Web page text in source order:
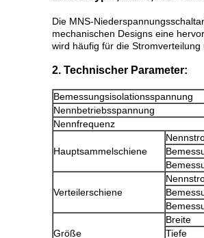
Die MNS-
mechanischen Designs eine
wird häufig für die
2. Technischer Parameter:
Bemessungsisolationsspannung
Nennbetriebsspannung
Nennfrequenz
Hauptsammelschiene
Verteilerschiene
Größe
Breite
Tiefe